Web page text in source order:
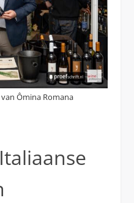
Ômina Romana